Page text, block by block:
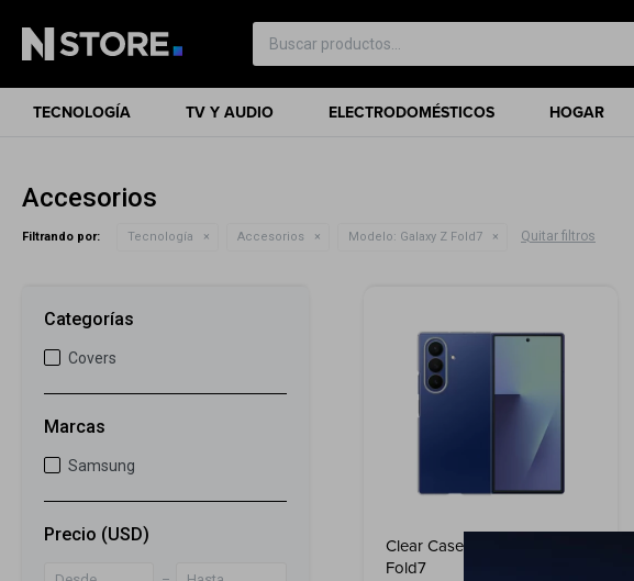
TECNOLOGÍA TV Y AUDIO ELECTRODOMÉSTICOS HOGAR
Accesorios
Filtrando por: Tecnología Accesorios Modelo: Galaxy Z Fold7 Quitar filtros
Clear Case para Galaxy - Z
Fold7
Categorías
Covers
Marcas
Samsung
Precio (USD)